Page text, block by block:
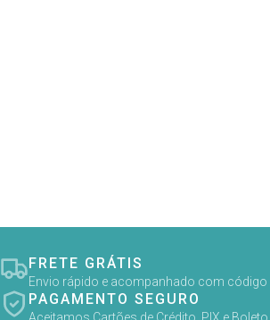
FRETE GRÁTIS
Envio rápido e acompanhado com código
PAGAMENTO SEGURO